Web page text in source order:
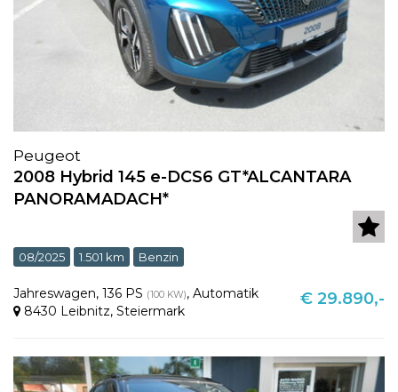
Peugeot
2008 Hybrid 145 e-DCS6 GT*ALCANTARA
PANORAMADACH*
08/2025 1.501 km Benzin
Jahreswagen, 136 PS (100 KW), Automatik
8430 Leibnitz, Steiermark
€ 29.890,-